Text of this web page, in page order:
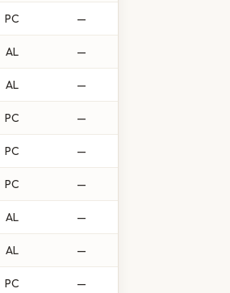
PC —
AL —
AL —
PC —
PC —
PC —
AL —
AL —
PC —